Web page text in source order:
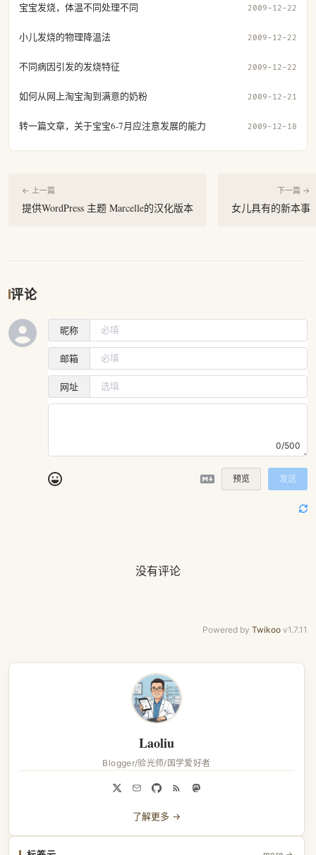
宝宝发烧，体温不同处理不同 2009-12-22
小儿发烧的物理降温法 2009-12-22
不同病因引发的发烧特征 2009-12-22
如何从网上淘宝淘到满意的奶粉 2009-12-21
转一篇文章，关于宝宝6-7月应注意发展的能力 2009-12-18
← 上一篇
提供WordPress 主题 Marcelle的汉化版本
下一篇 →
女儿具有的新本事
评论
昵称
邮箱
网址
0/500
预览 发送
没有评论
Powered by Twikoo v1.7.11
Laoliu
Blogger/验光师/国学爱好者
了解更多 →